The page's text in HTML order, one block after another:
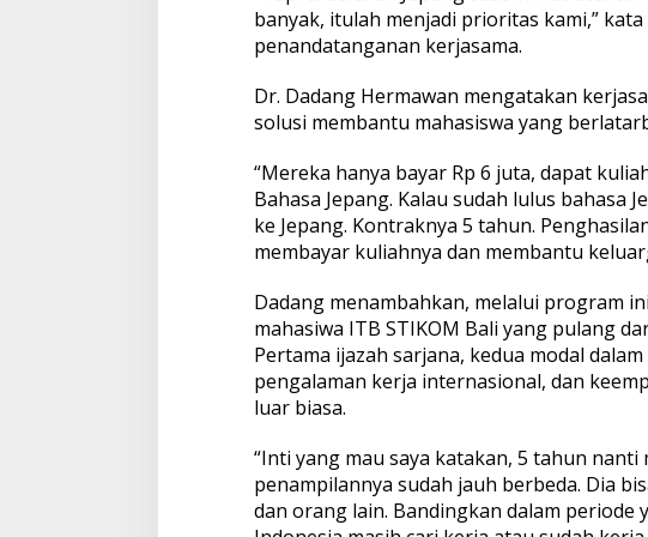
c
d
m
y
i
r
i
m
M
h
a
s
i
s
e
J
e
p
banyak, itulah menjadi prioritas kami,”
penandatanganan kerjasama.
Dr. Dadang Hermawan mengatakan
solusi membantu mahasiswa yang
“Mereka hanya bayar Rp 6 juta, dapat
Bahasa Jepang. Kalau sudah lulus bahasa
ke Jepang. Kontraknya 5 tahun.
membayar kuliahnya dan membantu
Dadang menambahkan, melalui program
mahasiwa ITB STIKOM Bali yang pulang
Pertama ijazah sarjana, kedua modal
pengalaman kerja internasional, dan
luar biasa.
“Inti yang mau saya katakan, 5 tahun
penampilannya sudah jauh berbeda. Dia
dan orang lain. Bandingkan dalam periode